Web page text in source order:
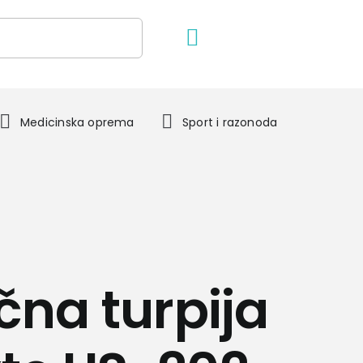
Medicinska oprema Sport i razonoda
turpija